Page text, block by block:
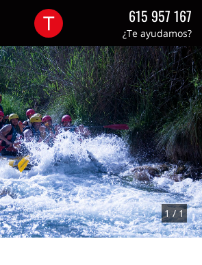
615 957 167
¿Te ayudamos?
1 / 1